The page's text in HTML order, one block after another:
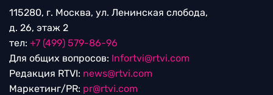
115280, г. Москва, ул. Ленинская слобода,
д. 26, этаж 2
тел: +7 (499) 579-86-96
Для общих вопросов: Infortvi@rtvi.com
Редакция RTVI: news@rtvi.com
Маркетинг/PR: pr@rtvi.com